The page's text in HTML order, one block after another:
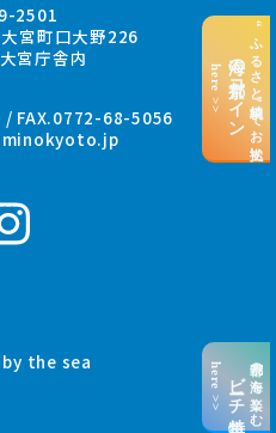
“ふるさと納税”でお支払い
海の京都コイン
here >>
京都の海を楽しむ
ビーチ特集
here >>
2501
宮町口大野226
宮庁舎内
FAX.0772-68-5056
the sea